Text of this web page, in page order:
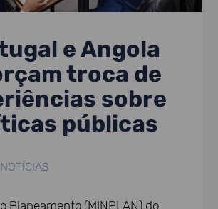
e Angola
troca de
sobre
públicas
NOTÍCIAS
Planeamento (MINPLAN) do